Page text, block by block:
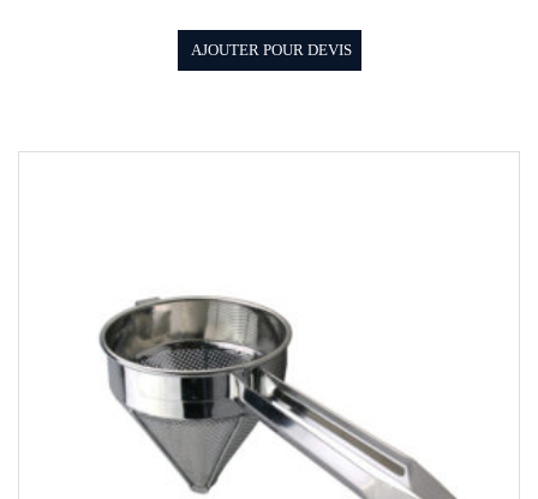
AJOUTER POUR DEVIS